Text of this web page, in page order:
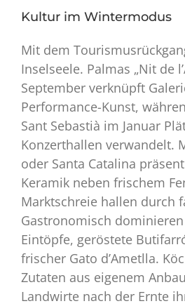
Kultur im Wintermodus
Mit dem
Inselseele. Palmas „Nit de
September verknüpft
Performance-Kunst,
Sant Sebastià im Januar
Konzerthallen verwandelt.
oder Santa Catalina
Keramik neben frischem
Marktschreie hallen durch
Gastronomisch
Eintöpfe, geröstete
frischer Gato d’Ametlla.
Zutaten aus eigenem
Landwirte nach der Ernte